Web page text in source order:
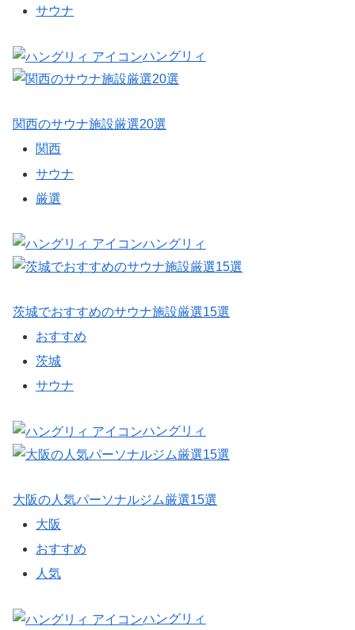
サウナ
ハングリィ
関西のサウナ施設厳選20選
関西
サウナ
厳選
ハングリィ
茨城でおすすめのサウナ施設厳選15選
おすすめ
茨城
サウナ
ハングリィ
大阪の人気パーソナルジム厳選15選
大阪
おすすめ
人気
ハングリィ